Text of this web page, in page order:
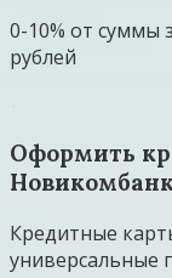
0-10% от суммы
рублей
Оформить
Кредитные
универсальные